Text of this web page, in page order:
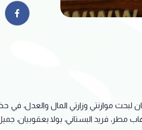
لبحث موازنتي وزارتي المال
مطر، فريد البستاني، بولا